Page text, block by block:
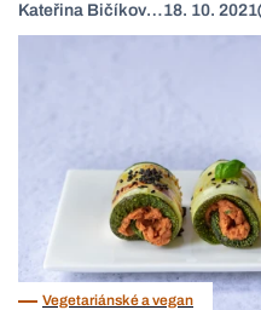
Kateřina Bičíková Harudová18. 10. 2021
Vegetariánské a vegan